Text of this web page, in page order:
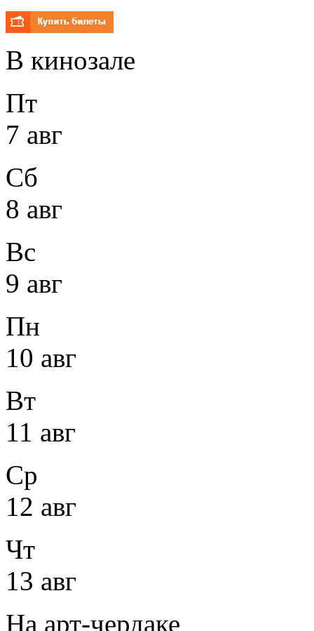
В кинозале
Пт
7 авг
Сб
8 авг
Вс
9 авг
Пн
10 авг
Вт
11 авг
Ср
12 авг
Чт
13 авг
На арт-чердаке